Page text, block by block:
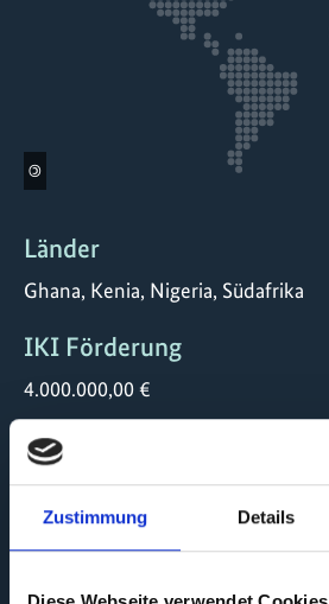
Zustimmung Details
©
Länder
Ghana, Kenia, Nigeria, Südafrika
IKI Förderung
4.000.000,00 €
Laufzeit
02/2026 bis 01/2030
Status